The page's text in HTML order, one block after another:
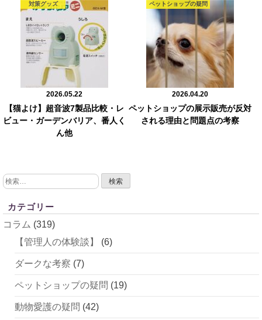
対策グッズ
2026.05.22
【猫よけ】超音波7製品比較・レ
ビュー・ガーデンバリア、番人く
ん他
ペットショップの疑問
2026.04.20
ペットショップの展示販売が反対
される理由と問題点の考察
検
索:
カテゴリー
コラム (319)
【管理人の体験談】
(6)
ダークな考察 (7)
ペットショップの疑問 (19)
動物愛護の疑問 (42)